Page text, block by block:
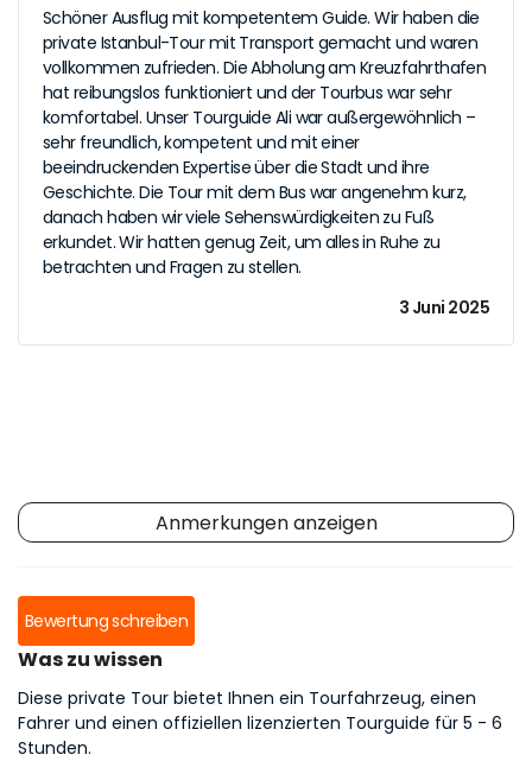
Schöner Ausflug mit kompetentem Guide. Wir haben die
private Istanbul-Tour mit Transport gemacht und waren
vollkommen zufrieden. Die Abholung am Kreuzfahrthafen
hat reibungslos funktioniert und der Tourbus war sehr
komfortabel. Unser Tourguide Ali war außergewöhnlich –
sehr freundlich, kompetent und mit einer
beeindruckenden Expertise über die Stadt und ihre
Geschichte. Die Tour mit dem Bus war angenehm kurz,
danach haben wir viele Sehenswürdigkeiten zu Fuß
erkundet. Wir hatten genug Zeit, um alles in Ruhe zu
betrachten und Fragen zu stellen.
3 Juni 2025
Anmerkungen anzeigen
Bewertung schreiben
Was zu wissen
Diese private Tour bietet Ihnen ein Tourfahrzeug, einen
Fahrer und einen offiziellen lizenzierten Tourguide für 5 - 6
Stunden.